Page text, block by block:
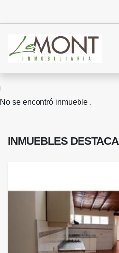
No se encontró inmueble .
INMUEBLES